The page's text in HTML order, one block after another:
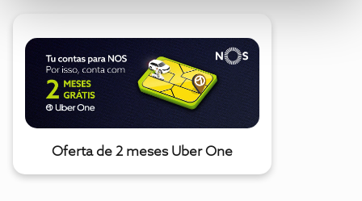
Oferta de 2 meses Uber One